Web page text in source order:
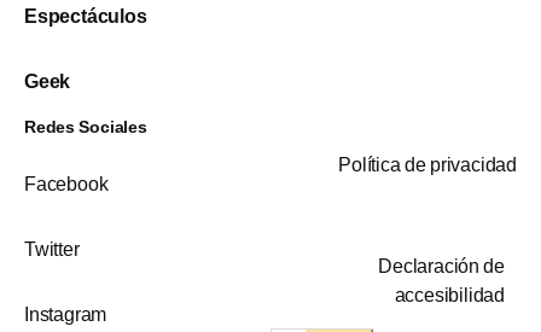
Espectáculos
Geek
Redes Sociales
Facebook
Twitter
Instagram
Política de privacidad
Declaración de
accesibilidad